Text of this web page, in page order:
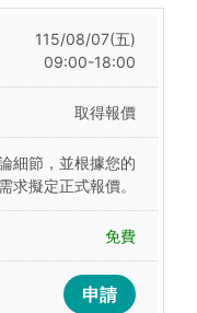
115/08/07(五)
09:00-18:00
取得報價
細節，並根據您的
求擬定正式報價。
免費
申請